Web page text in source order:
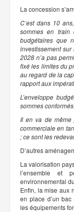
La concession
C’est dans 10
sommes en train
budgétaires que
investissement sur
2028 n’a pas
fixé les limites du
au regard de la
rapport aux
L’enveloppe
sommes conformés.
Il en va de même
commerciale en
; ce sont les
D’autres
La valorisation
l’ensemble et
environnemental
Enfin, la mise aux
en place d’un
les équipements